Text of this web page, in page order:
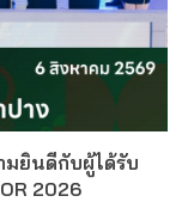
มยินดีกับผู้ได้รับ
2026